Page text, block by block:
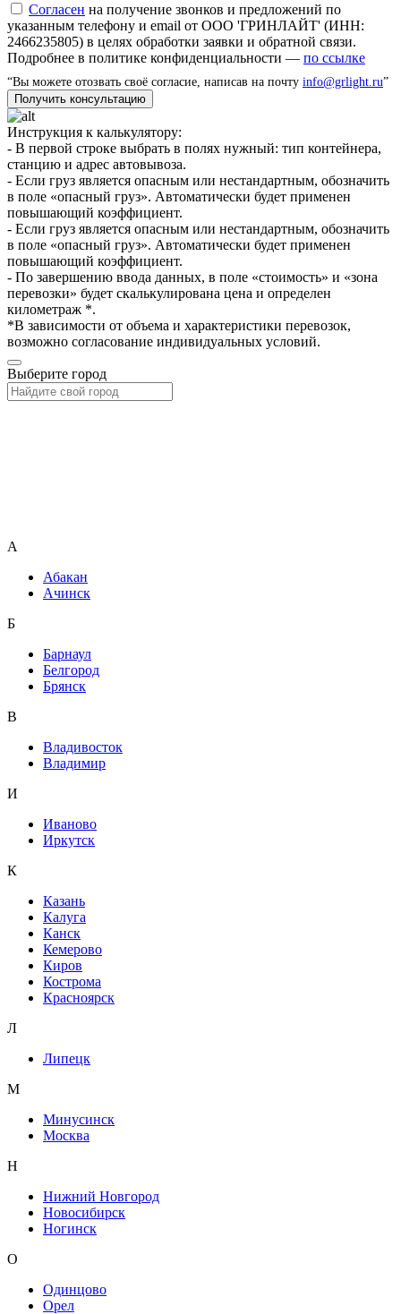
Согласен на получение звонков и предложений по
указанным телефону и email от ООО 'ГРИНЛАЙТ' (ИНН:
2466235805) в целях обработки заявки и обратной связи.
Подробнее в политике конфиденциальности — по ссылке
“Вы можете отозвать своё согласие, написав на почту info@grlight.ru”
Инструкция к калькулятору:
- В первой строке выбрать в полях нужный: тип контейнера,
станцию и адрес автовывоза.
- Если груз является опасным или нестандартным, обозначить
в поле «опасный груз». Автоматически будет применен
повышающий коэффициент.
- Если груз является опасным или нестандартным, обозначить
в поле «опасный груз». Автоматически будет применен
повышающий коэффициент.
- По завершению ввода данных, в поле «стоимость» и «зона
перевозки» будет скалькулирована цена и определен
километраж *.
*В зависимости от объема и характеристики перевозок,
возможно согласование индивидуальных условий.
Выберите город
А
Абакан
Ачинск
Б
Барнаул
Белгород
Брянск
В
Владивосток
Владимир
И
Иваново
Иркутск
К
Казань
Калуга
Канск
Кемерово
Киров
Кострома
Красноярск
Л
Липецк
М
Минусинск
Москва
Н
Нижний Новгород
Новосибирск
Ногинск
О
Одинцово
Орел